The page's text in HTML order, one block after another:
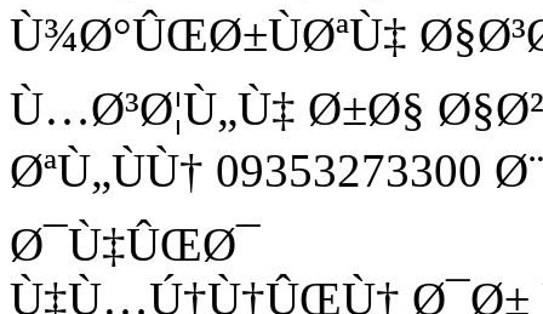
Ù¾Ø°ÛŒØ±ÙØªÙ‡
Ù…Ø³Ø¦Ù„Ù‡ Ø±Ø§
ØªÙ„ÙÙ†
Ø¯Ù‡ÛŒØ¯
Ù‡Ù…Ú†Ù†ÛŒÙ† Ø¯Ø±